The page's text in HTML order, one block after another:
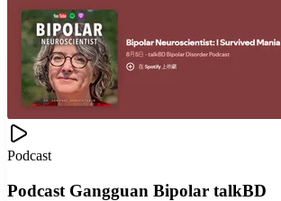
Podcast
Podcast Gangguan Bipolar talkBD